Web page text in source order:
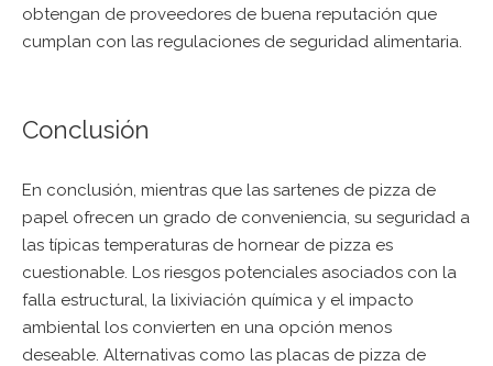
obtengan de proveedores de buena reputación que
cumplan con las regulaciones de seguridad alimentaria.
Conclusión
En conclusión, mientras que las sartenes de pizza de
papel ofrecen un grado de conveniencia, su seguridad a
las típicas temperaturas de hornear de pizza es
cuestionable. Los riesgos potenciales asociados con la
falla estructural, la lixiviación química y el impacto
ambiental los convierten en una opción menos
deseable. Alternativas como las placas de pizza de